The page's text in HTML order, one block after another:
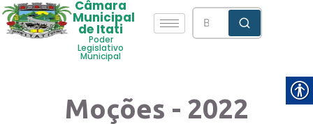
Câmara
Municipal
de Itati
Poder
Legislativo
Municipal
Moções - 2022